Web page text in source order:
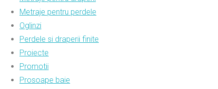
Metraje pentru perdele
Oglinzi
Perdele si draperii finite
Proiecte
Promotii
Prosoape baie